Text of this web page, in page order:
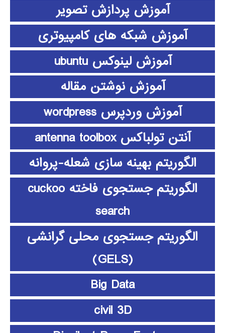
آموزش پردازش تصویر
آموزش شبکه های کامپیوتری
آموزش لینوکس ubuntu
آموزش نوشتن مقاله
آموزش وردپرس wordpress
آنتن تولباکس antenna toolbox
الگوریتم بهینه سازی شعله-پروانه
الگوریتم جستجوی فاخته cuckoo
search
الگوریتم جستجوی محلی گرانشی
(GELS)
Big Data
civil 3D